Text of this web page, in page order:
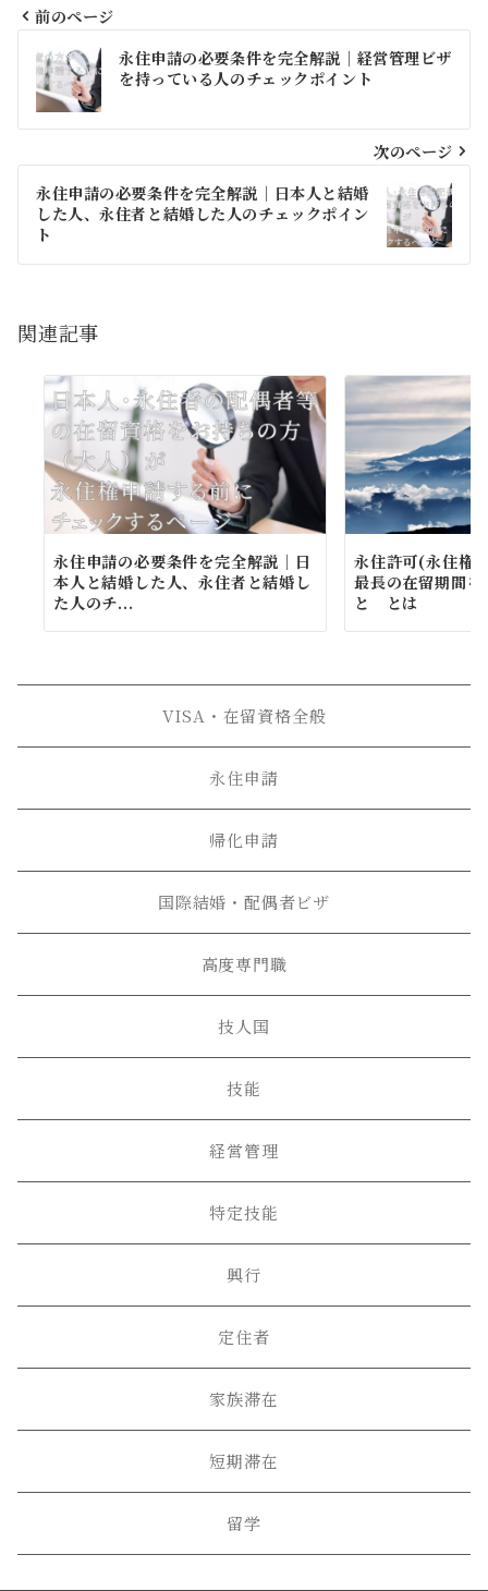
投
稿
ナ
ビ
ゲ
シ
ン
前のページ
永住申請の必要条件を完全解説｜経営管理ビザ
を持っている人のチェックポイント
次のページ
永住申請の必要条件を完全解説｜日本人と結婚
した人、永住者と結婚した人のチェックポイン
ト
関連記事
永住申請の必要条件を完全解説｜日
本人と結婚した人、永住者と結婚し
た人のチ...
永住許可(永住権
最長の在留期間
と とは
VISA・在留資格全般
永住申請
帰化申請
国際結婚・配偶者ビザ
高度専門職
技人国
技能
経営管理
特定技能
興行
定住者
家族滞在
短期滞在
留学